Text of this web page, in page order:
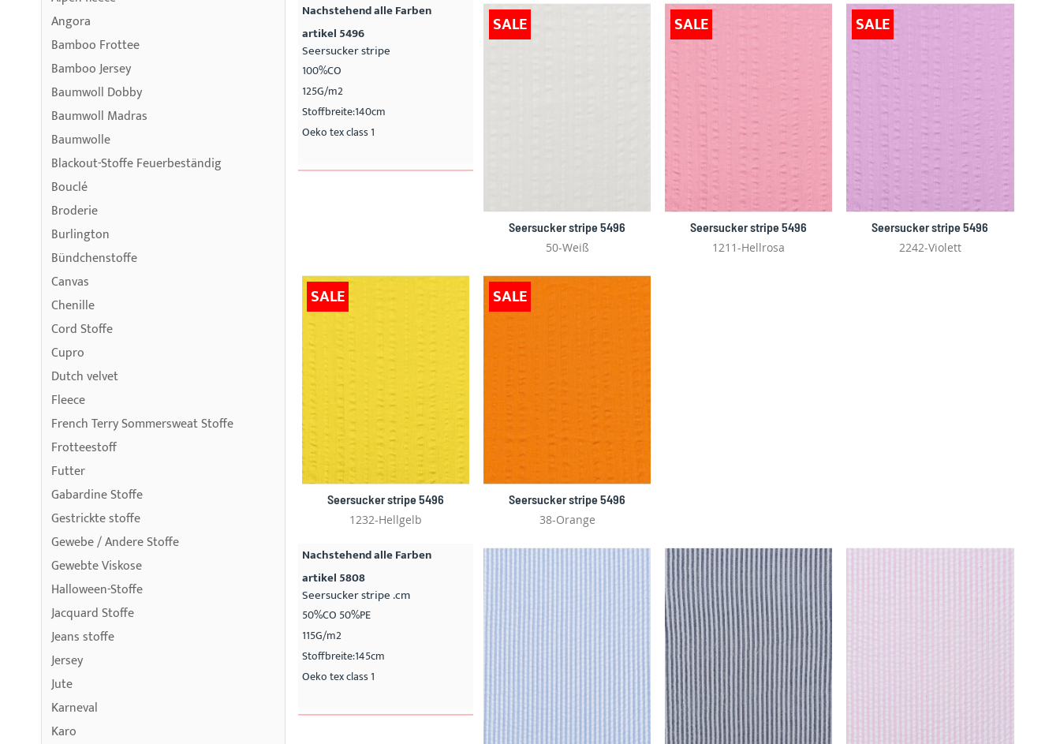
Nachstehend alle Farben
artikel 5496
Seersucker stripe
100%CO
125G/m2
Stoffbreite:140cm
Oeko tex class 1
SALE
Seersucker stripe 5496
50-Weiß
SALE
Seersucker stripe 5496
1211-Hellrosa
SALE
Seersucker stripe 5496
2242-Violett
SALE
Seersucker stripe 5496
1232-Hellgelb
SALE
Seersucker stripe 5496
38-Orange
Nachstehend alle Farben
artikel 5808
Seersucker stripe .cm
50%CO 50%PE
115G/m2
Stoffbreite:145cm
Oeko tex class 1
Angora
Bamboo Frottee
Bamboo Jersey
Baumwoll Dobby
Baumwoll Madras
Baumwolle
Blackout-Stoffe Feuerbeständig
Bouclé
Broderie
Burlington
Bündchenstoffe
Canvas
Chenille
Cord Stoffe
Cupro
Dutch velvet
Fleece
French Terry Sommersweat Stoffe
Frotteestoff
Futter
Gabardine Stoffe
Gestrickte stoffe
Gewebe / Andere Stoffe
Gewebte Viskose
Halloween-Stoffe
Jacquard Stoffe
Jeans stoffe
Jersey
Jute
Karneval
Karo